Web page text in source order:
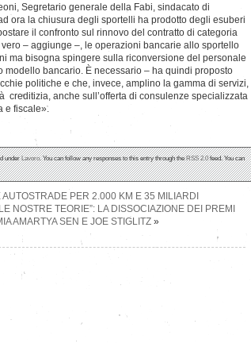
Segretario generale della Fabi, sindacato di
ora la chiusura degli sportelli ha prodotto degli esuberi
il confronto sul rinnovo del contratto di categoria
– aggiunge –, le operazioni bancarie allo sportello
ma bisogna spingere sulla riconversione del personale
modello bancario. È necessario – ha quindi proposto
politiche e che, invece, amplino la gamma di servizi,
creditizia, anche sull’offerta di consulenze specializzata
e fiscale».
underLavoro. You can follow any responses to this entry through theRSS 2.0feed. You can
PER 2.000 KM E 35 MILIARDI
NOSTRE TEORIE”: LA DISSOCIAZIONE DEI PREMI
AMARTYA SEN E JOE STIGLITZ »